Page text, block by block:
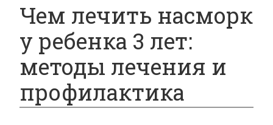
Чем лечить насморк
у ребенка 3 лет:
методы лечения и
профилактика